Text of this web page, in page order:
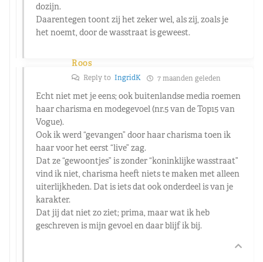
dozijn.
Daarentegen toont zij het zeker wel, als zij, zoals je
het noemt, door de wasstraat is geweest.
Roos
Reply to IngridK 7 maanden geleden
Echt niet met je eens; ook buitenlandse media roemen
haar charisma en modegevoel (nr.5 van de Top15 van
Vogue).
Ook ik werd “gevangen” door haar charisma toen ik
haar voor het eerst “live” zag.
Dat ze “gewoontjes” is zonder “koninklijke wasstraat”
vind ik niet, charisma heeft niets te maken met alleen
uiterlijkheden. Dat is iets dat ook onderdeel is van je
karakter.
Dat jij dat niet zo ziet; prima, maar wat ik heb
geschreven is mijn gevoel en daar blijf ik bij.